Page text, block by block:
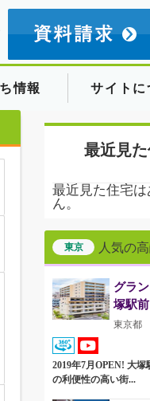
情報 サイトに
最近見
最近見た住宅
ん。
東京 人気の
グラ
塚駅前
東京都
2019年7月OPEN! 大塚
の利便性の高い街...